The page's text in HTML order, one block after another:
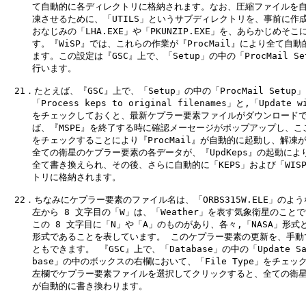
て自動的に各ディレクトリに格納されます。なお、圧縮ファイルを
凍させるために、「UTILS」というサブディレクトリを、事前に作
おなじみの「LHA.EXE」や「PKUNZIP.EXE」を、あらかじめそこ
す。『WiSP』では、これらの作業が『ProcMail』により全て自動
ます。この設定は『GSC』上で、「Setup」の中の「ProcMail
行います。
21．たとえば、『GSC』上で、「Setup」の中の「ProcMail Setup」
「Process keps to original filenames」と,「Update
をチェックしておくと、最新ケプラー要素ファイルがダウンロード
ば、『MSPE』を終了する時に確認メーセージがポップアップし、こ
をチェックすることにより『ProcMail』が自動的に起動し、解凍が
全ての衛星のケプラー要素の各データが、『UpdKeps』の起動によ
全て書き換えられ、その後、さらに自動的に「KEPS」および「
トリに格納されます。
22．ちなみにケプラー要素のファイル名は、「ORBS315W.ELE」のよ
左から 8 文字目の「W」は、「Weather」を表す気象衛星のことで
この 8 文字目に「N」や「A」のものがあり、各々,「NASA」形式と
形式であることを表しています。 このケプラー要素の更新を、手動
ともできます。 『GSC』上で、「Database」の中の「
base」の中のボックスの右欄において、「File Type」をチェック
左欄でケプラー要素ファイルを選択してクリックすると、全ての衛
が自動的に書き換わります。